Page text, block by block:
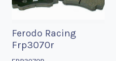
Ferodo Racing
Frp3070r